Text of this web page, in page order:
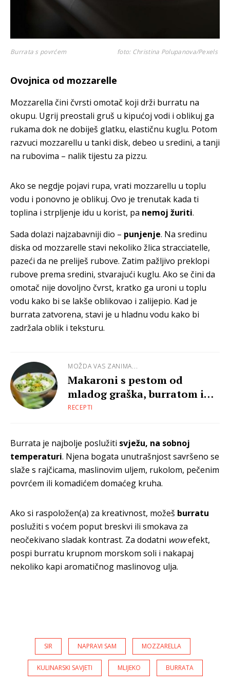
Burrata s povrćem foto: Christina Polupanova/Pexels
Ovojnica od mozzarelle
Mozzarella čini čvrsti omotač koji drži burratu na
okupu. Ugrij preostali gruš u kipućoj vodi i oblikuj ga
rukama dok ne dobiješ glatku, elastičnu kuglu. Potom
razvuci mozzarellu u tanki disk, debeo u sredini, a tanji
na rubovima – nalik tijestu za pizzu.
Ako se negdje pojavi rupa, vrati mozzarellu u toplu
vodu i ponovno je oblikuj. Ovo je trenutak kada ti
toplina i strpljenje idu u korist, pa nemoj žuriti.
Sada dolazi najzabavniji dio – punjenje. Na sredinu
diska od mozzarelle stavi nekoliko žlica stracciatelle,
pazeći da ne preliješ rubove. Zatim pažljivo preklopi
rubove prema sredini, stvarajući kuglu. Ako se čini da
omotač nije dovoljno čvrst, kratko ga uroni u toplu
vodu kako bi se lakše oblikovao i zalijepio. Kad je
burrata zatvorena, stavi je u hladnu vodu kako bi
zadržala oblik i teksturu.
MOŽDA VAS ZANIMA...
Makaroni s pestom od
mladog graška, burratom i
hrskavcima
RECEPTI
Burrata je najbolje poslužiti svježu, na sobnoj
temperaturi. Njena bogata unutrašnjost savršeno se
slaže s rajčicama, maslinovim uljem, rukolom, pečenim
povrćem ili komadićem domaćeg kruha.
Ako si raspoložen(a) za kreativnost, možeš burratu
poslužiti s voćem poput breskvi ili smokava za
neočekivano sladak kontrast. Za dodatni wowefekt,
pospi burratu krupnom morskom soli i nakapaj
nekoliko kapi aromatičnog maslinovog ulja.
SIR NAPRAVI SAM MOZZARELLA
KULINARSKI SAVJETI MLIJEKO BURRATA